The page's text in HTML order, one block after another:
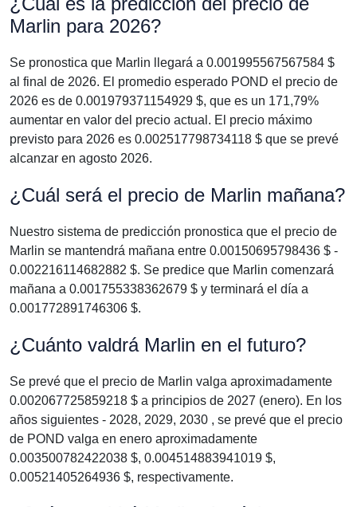
Marlin para 2026?
Se pronostica que Marlin llegará a 0.001995567567584 $
al final de 2026. El promedio esperado POND el precio de
2026 es de 0.001979371154929 $, que es un 171,79%
aumentar en valor del precio actual. El precio máximo
previsto para 2026 es 0.002517798734118 $ que se prevé
alcanzar en agosto 2026.
¿Cuál será el precio de Marlin mañana?
Nuestro sistema de predicción pronostica que el precio de
Marlin se mantendrá mañana entre 0.00150695798436 $ -
0.002216114682882 $. Se predice que Marlin comenzará
mañana a 0.001755338362679 $ y terminará el día a
0.001772891746306 $.
¿Cuánto valdrá Marlin en el futuro?
Se prevé que el precio de Marlin valga aproximadamente
0.002067725859218 $ a principios de 2027 (enero). En los
años siguientes - 2028, 2029, 2030 , se prevé que el precio
de POND valga en enero aproximadamente
0.003500782422038 $, 0.004514883941019 $,
0.00521405264936 $, respectivamente.